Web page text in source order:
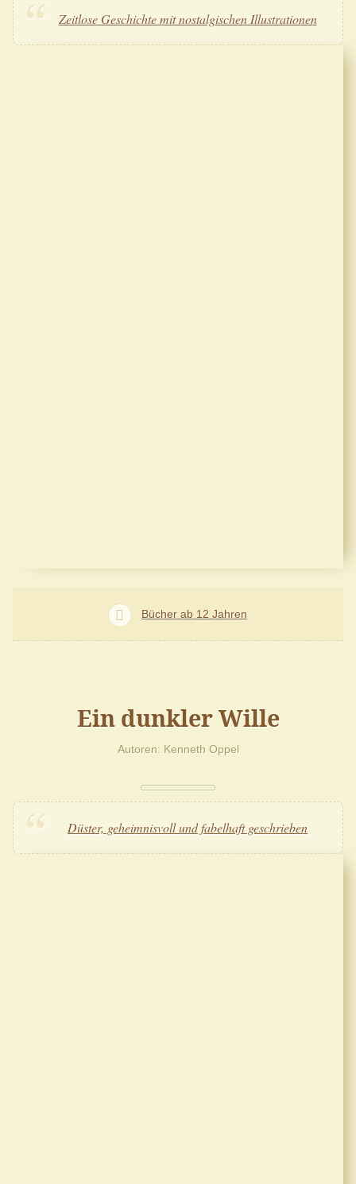
Zeitlose Geschichte mit nostalgischen Illustrationen
Bücher ab 12 Jahren
Ein dunkler Wille
Autoren Kenneth Oppel
Düster, geheimnisvoll und fabelhaft geschrieben